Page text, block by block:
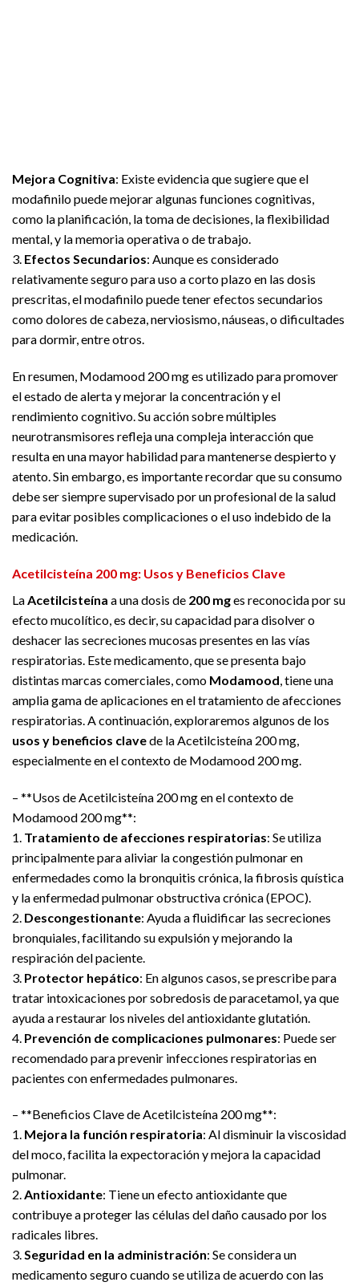
Mejora Cognitiva: Existe evidencia que sugiere que el
modafinilo puede mejorar algunas funciones cognitivas,
como la planificación, la toma de decisiones, la flexibilidad
mental, y la memoria operativa o de trabajo.
3. Efectos Secundarios: Aunque es considerado
relativamente seguro para uso a corto plazo en las dosis
prescritas, el modafinilo puede tener efectos secundarios
como dolores de cabeza, nerviosismo, náuseas, o dificultades
para dormir, entre otros.
En resumen, Modamood 200 mg es utilizado para promover
el estado de alerta y mejorar la concentración y el
rendimiento cognitivo. Su acción sobre múltiples
neurotransmisores refleja una compleja interacción que
resulta en una mayor habilidad para mantenerse despierto y
atento. Sin embargo, es importante recordar que su consumo
debe ser siempre supervisado por un profesional de la salud
para evitar posibles complicaciones o el uso indebido de la
medicación.
Acetilcisteína 200 mg: Usos y Beneficios Clave
La Acetilcisteína a una dosis de 200 mges reconocida por su
efecto mucolítico, es decir, su capacidad para disolver o
deshacer las secreciones mucosas presentes en las vías
respiratorias. Este medicamento, que se presenta bajo
distintas marcas comerciales, como Modamood , tiene una
amplia gama de aplicaciones en el tratamiento de afecciones
respiratorias. A continuación, exploraremos algunos de los
usos y beneficios clavede la Acetilcisteína 200 mg,
especialmente en el contexto de Modamood 200 mg.
– **Usos de Acetilcisteína 200 mg en el contexto de
Modamood 200 mg**:
1. Tratamiento de afecciones respiratorias: Se utiliza
principalmente para aliviar la congestión pulmonar en
enfermedades como la bronquitis crónica, la fibrosis quística
y la enfermedad pulmonar obstructiva crónica (EPOC).
2. Descongestionante: Ayuda a fluidificar las secreciones
bronquiales, facilitando su expulsión y mejorando la
respiración del paciente.
3. Protector hepático: En algunos casos, se prescribe para
tratar intoxicaciones por sobredosis de paracetamol, ya que
ayuda a restaurar los niveles del antioxidante glutatión.
4. Prevención de complicaciones pulmonares: Puede ser
recomendado para prevenir infecciones respiratorias en
pacientes con enfermedades pulmonares.
– **Beneficios Clave de Acetilcisteína 200 mg**:
1. Mejora la función respiratoria: Al disminuir la viscosidad
del moco, facilita la expectoración y mejora la capacidad
pulmonar.
2.Antioxidante: Tiene un efecto antioxidante que
contribuye a proteger las células del daño causado por los
radicales libres.
3.Seguridad en la administración: Se considera un
medicamento seguro cuando se utiliza de acuerdo con las